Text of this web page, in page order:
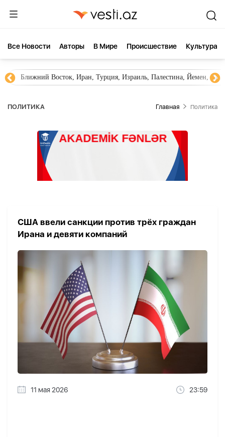
Все Новости Aвторы В Мире Происшествие Культура
Ближний Восток, Иран, Турция, Израиль, Палестина, Йемен,
ПОЛИТИКА Главная Политика
США ввели санкции против трёх граждан
Ирана и девяти компаний
11 мая 2026 23:59